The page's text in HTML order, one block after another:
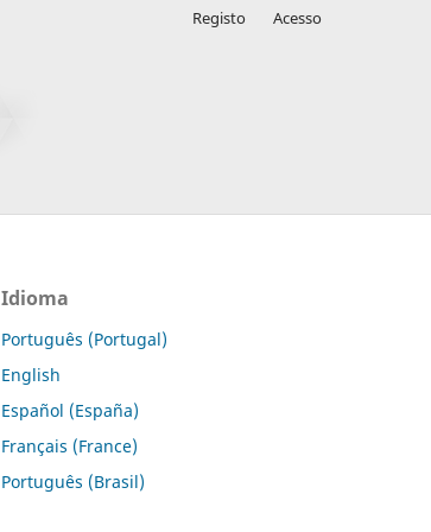
Registo Acesso
Idioma
Português (Portugal)
English
Español (España)
Français (France)
Português (Brasil)